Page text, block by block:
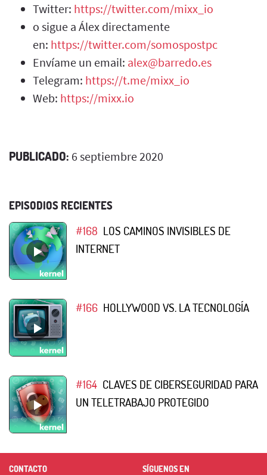
Twitter: https://twitter.com/mixx_io
o sigue a Álex directamente
en: https://twitter.com/somospostpc
Envíame un email: alex@barredo.es
Telegram: https://t.me/mixx_io
Web: https://mixx.io
PUBLICADO: 6 septiembre 2020
EPISODIOS RECIENTES
#168 LOS CAMINOS INVISIBLES DE
INTERNET
#166 HOLLYWOOD VS. LA TECNOLOGÍA
#164 CLAVES DE CIBERSEGURIDAD PARA
UN TELETRABAJO PROTEGIDO
CONTACTO SÍGUENOS EN